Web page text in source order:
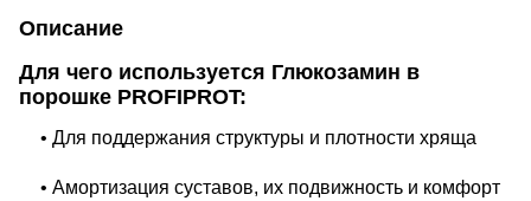
Описание
Для чего используется Глюкозамин в
порошке PROFIPROT:
• Для поддержания структуры и плотности хряща
• Амортизация суставов, их подвижность и комфорт